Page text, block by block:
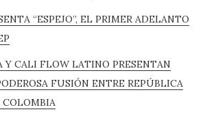
“ESPEJO”, EL PRIMER ADELANTO
Y CALI FLOW LATINO PRESENTAN
FUSIÓN ENTRE REPÚBLICA